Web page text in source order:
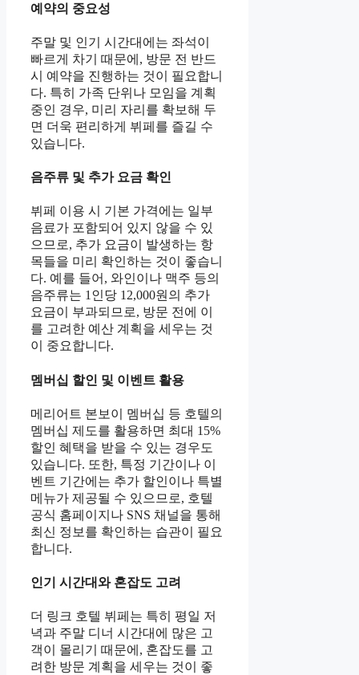
예약의 중요성
주말 및 인기 시간대에는 좌석이
빠르게 차기 때문에, 방문 전 반드
시 예약을 진행하는 것이 필요합니
다. 특히 가족 단위나 모임을 계획
중인 경우, 미리 자리를 확보해 두
면 더욱 편리하게 뷔페를 즐길 수
있습니다.
음주류 및 추가 요금 확인
뷔페 이용 시 기본 가격에는 일부
음료가 포함되어 있지 않을 수 있
으므로, 추가 요금이 발생하는 항
목들을 미리 확인하는 것이 좋습니
다. 예를 들어, 와인이나 맥주 등의
음주류는 1인당 12,000원의 추가
요금이 부과되므로, 방문 전에 이
를 고려한 예산 계획을 세우는 것
이 중요합니다.
멤버십 할인 및 이벤트 활용
메리어트 본보이 멤버십 등 호텔의
멤버십 제도를 활용하면 최대 15%
할인 혜택을 받을 수 있는 경우도
있습니다. 또한, 특정 기간이나 이
벤트 기간에는 추가 할인이나 특별
메뉴가 제공될 수 있으므로, 호텔
공식 홈페이지나 SNS 채널을 통해
최신 정보를 확인하는 습관이 필요
합니다.
인기 시간대와 혼잡도 고려
더 링크 호텔 뷔페는 특히 평일 저
녁과 주말 디너 시간대에 많은 고
객이 몰리기 때문에, 혼잡도를 고
려한 방문 계획을 세우는 것이 좋